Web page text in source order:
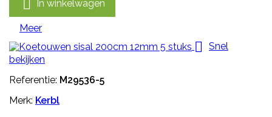
 In winkelwagen
Meer
 Snel
bekijken
Referentie: M29536-5
Merk: Kerbl